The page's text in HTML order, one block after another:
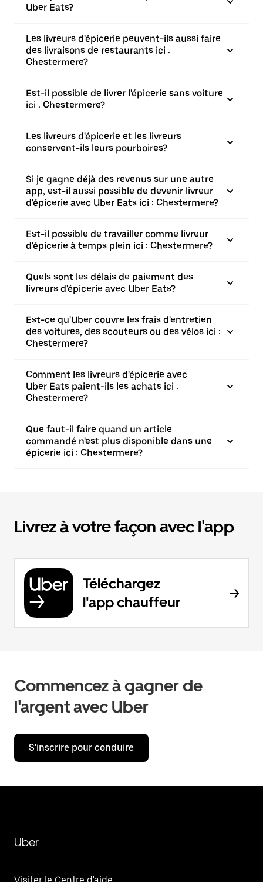
Uber Eats?
Les livreurs d'épicerie peuvent-ils aussi faire
des livraisons de restaurants ici :
Chestermere?
Est-il possible de livrer l'épicerie sans voiture
ici : Chestermere?
Les livreurs d'épicerie et les livreurs
conservent-ils leurs pourboires?
Si je gagne déjà des revenus sur une autre
app, est-il aussi possible de devenir livreur
d'épicerie avec Uber Eats ici : Chestermere?
Est-il possible de travailler comme livreur
d'épicerie à temps plein ici : Chestermere?
Quels sont les délais de paiement des
livreurs d'épicerie avec Uber Eats?
Est-ce qu'Uber couvre les frais d'entretien
des voitures, des scouteurs ou des vélos ici :
Chestermere?
Comment les livreurs d'épicerie avec
Uber Eats paient-ils les achats ici :
Chestermere?
Que faut-il faire quand un article
commandé n'est plus disponible dans une
épicerie ici : Chestermere?
Livrez à votre façon avec l'app
Téléchargez
l'app chauffeur
Commencez à gagner de
l'argent avec Uber
S'inscrire pour conduire
Uber